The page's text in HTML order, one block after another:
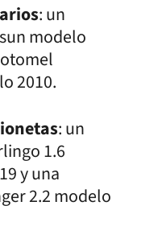
: un
modelo
2010.
: un
1.6
y una
2.2 modelo